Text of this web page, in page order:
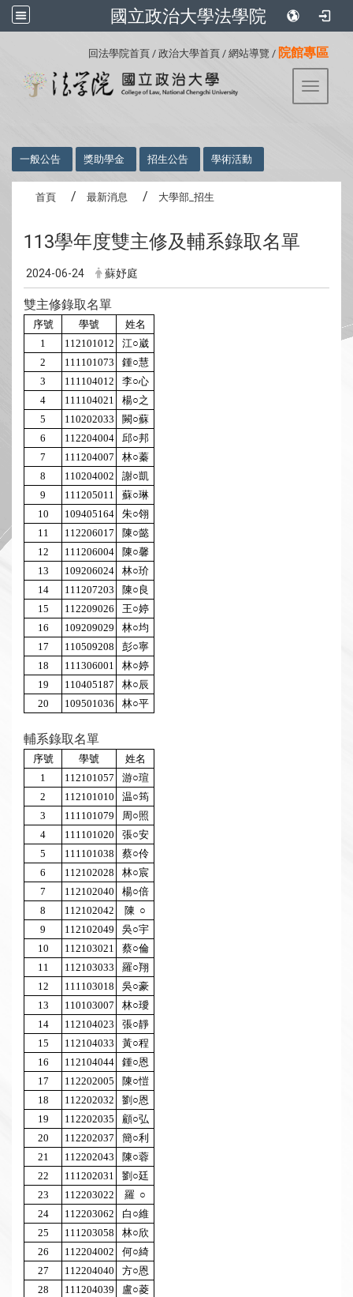
國立政治大學法學院
回法學院首頁 / 政治大學首頁 / 網站導覽 / 院館專區
Toggle
一般公告 獎助學金 招生公告 學術活動
首頁 最新消息 大學部_招生
113學年度雙主修及輔系錄取名單
2024-06-24 蘇妤庭
雙主修錄取名單
序號 學號
姓名
1
112101012
江○崴
2
111101073
鍾○慧
3
111104012
李○心
4
111104021
楊○之
5
110202033
闕○蘇
6
112204004
邱○邦
7
111204007
林○蓁
8
110204002
謝○凱
9
111205011
蘇○琳
10
109405164
朱○翎
11
112206017
陳○懿
12
111206004
陳○馨
13
109206024
林○玠
14
111207203
陳○良
15
112209026
王○婷
16
109209029
林○均
17
110509208
彭○寧
18
111306001
林○婷
19
110405187
林○辰
20
109501036 林○平
輔系錄取名單
序號 學號
姓名
1
112101057
游○瑄
2
112101010
温○筠
3
111101079
周○照
4
111101020
張○安
5
111101038
蔡○伶
6
112102028
林○宸
7
112102040
楊○倍
8
112102042
陳 ○
9
112102049
吳○宇
10
112103021
蔡○倫
11
112103033
羅○翔
12
111103018
吳○豪
13
110103007
林○璦
14
112104023
張○靜
15
112104033
黃○程
16
112104044
鍾○恩
17
112202005
陳○愷
18
112202032
劉○恩
19
112202035
顧○弘
20
112202037
簡○利
21
112202043
陳○蓉
22
111202031
劉○廷
23
112203022
羅 ○
24
112203062
白○維
25
111203058
林○欣
26
112204002
何○綺
27
112204040
方○恩
28
111204039
盧○菱